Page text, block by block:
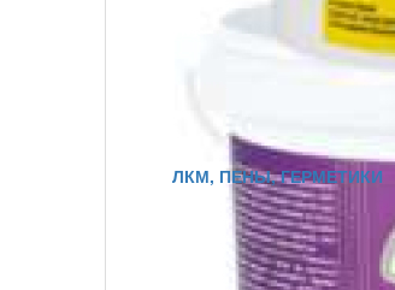
ЛКМ, ПЕНЫ, ГЕРМЕТИКИ